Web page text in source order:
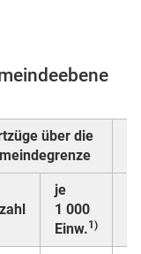
über die
je
1 000
Einw.1)